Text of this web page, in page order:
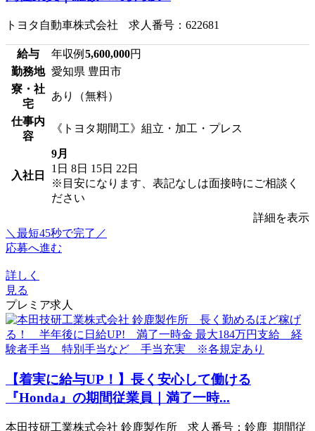
トヨタ自動車株式会社 求人番号：622681
給与 年収例 5,600,000円
勤務地 愛知県 豊田市
寮・社
宅
あり（無料）
仕事内
容
《トヨタ期間工》組立・加工・プレス
入社日
9月
1日 8日 15日 22日
※目安になります、表記なしは面接時にご相談く
ださい
詳細を表示
＼最短45秒で完了／
応募へ進む
詳しく
見る
プレミア求人
【着実に給与UP！】長く安心して働ける
『Honda』の期間従業員｜満了一時...
本田技研工業株式会社 鈴鹿製作所 求人番号：鈴鹿_期間従